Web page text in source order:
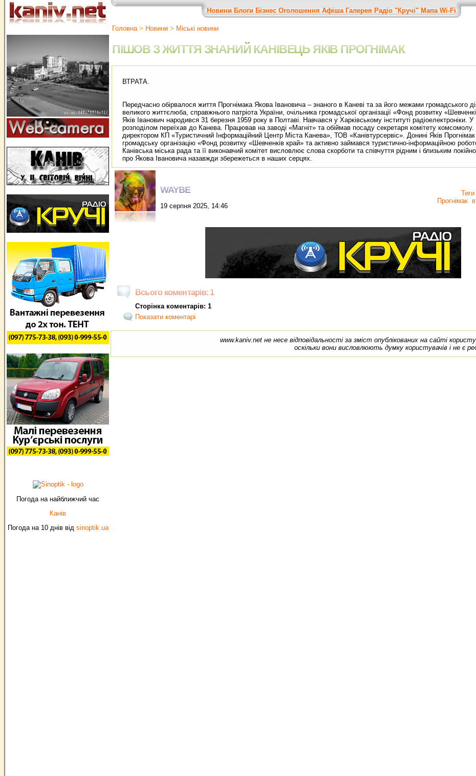
Погода на найближчий час
Канів
Погода на 10 днів від sinoptik.ua
Новини Блоги Бізнес Оголошення Афіша Галерея Радіо "Кручі" Мапа Wi-Fi
Головна> Новини > Міські новини
ПІШОВ З ЖИТТЯ ЗНАНИЙ КАНІВЕЦЬ ЯКІВ ПРОГНІМАК
ВТРАТА.
Передчасно обірвалося життя Прогнімака Якова Івановича – знаного в Каневі та за його межами громадського
великого життєлюба, справжнього патріота України, очільника громадської організації «Фонд розвитку
Яків Іванович народився 31 березня 1959 року в Полтаві. Навчався у Харківському інституті радіоелектроніки. У
розподілом переїхав до Канева. Працював на заводі «Магніт» та обіймав посаду секретаря комітету
директором КП «Туристичний Інформаційний Центр Міста Канева», ТОВ «Канівтурсервіс». Донині Яків
громадську організацію «Фонд розвитку «Шевченків край» та активно займався туристично-інформаційною
Канівська міська рада та її виконавчий комітет висловлює слова скорботи та співчуття рідним і близьким
про Якова Івановича назавжди збережеться в наших серцях.
WAYBE
19 серпня 2025, 14:46
Теги
Прогнімак
Всього коментарів: 1
Сторінка коментарів: 1
Показати коментарі
www.kaniv.net не несе відповідальності за зміст опублікованих на сайті
оскільки вони висловлюють думку користувачів і не є